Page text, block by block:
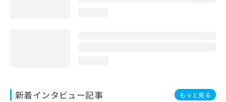
新着インタビュー記事 もっと見る